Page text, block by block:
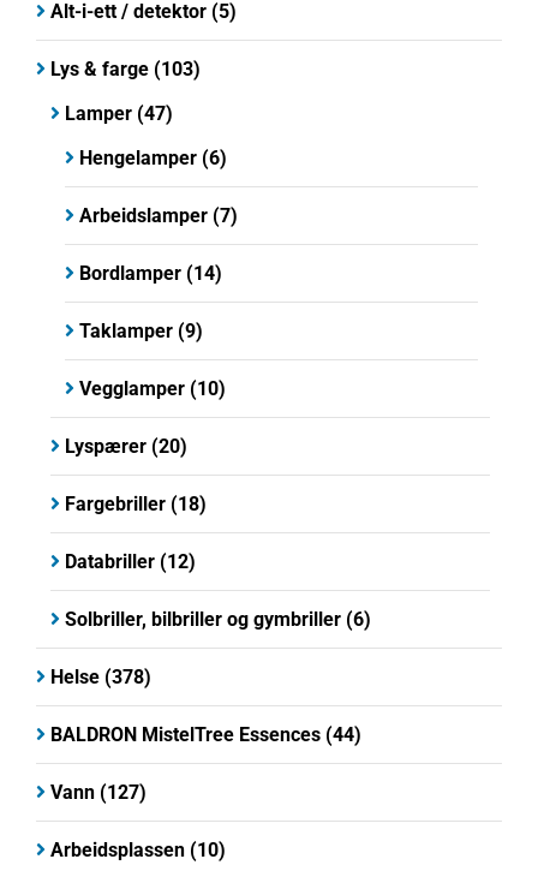
Alt-i-ett / detektor (5)
Lys & farge (103)
Lamper (47)
Hengelamper (6)
Arbeidslamper (7)
Bordlamper (14)
Taklamper (9)
Vegglamper (10)
Lyspærer (20)
Fargebriller (18)
Databriller (12)
Solbriller, bilbriller og gymbriller (6)
Helse (378)
BALDRON MistelTree Essences (44)
Vann (127)
Arbeidsplassen (10)